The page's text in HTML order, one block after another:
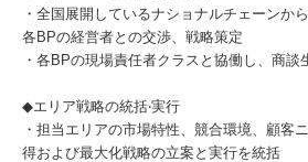
・全国展開しているナショナルチェーンか
各BPの経営者との交渉、戦略策定
・各BPの現場責任者クラスと協働し、商談
◆エリア戦略の統括‧実行
・担当エリアの市場特性、競合環境、顧客
得および最大化戦略の立案と実行を統括